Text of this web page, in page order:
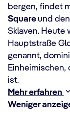
bergen, findet
Squareund den
Sklaven. Heute
Hauptstraße
genannt,
Einheimischen,
ist.
Mehr erfahren
Weniger